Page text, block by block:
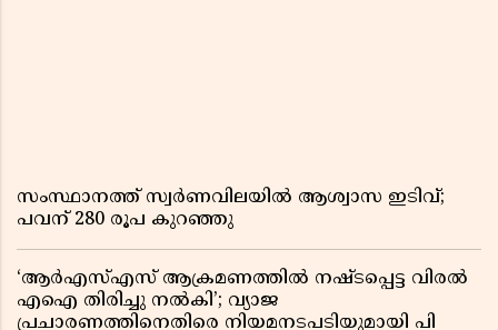
സംസ്ഥാനത്ത് സ്വര്‍ണവിലയില്‍ ആശ്വാസ ഇടിവ്;
പവന് 280 രൂപ കുറഞ്ഞു
‘ആർഎസ്എസ് ആക്രമണത്തിൽ നഷ്ടപ്പെട്ട വിരൽ
എഐ തിരിച്ചു നൽകി’; വ്യാജ
പ്രചാരണത്തിനെതിരെ നിയമനടപടിയുമായി പി